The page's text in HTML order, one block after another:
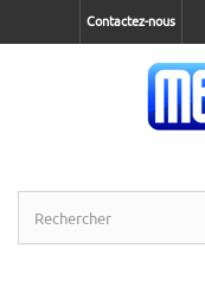
Contactez-nous